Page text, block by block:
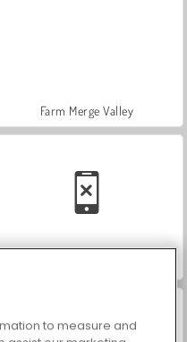
Farm Merge Valley
to measure and